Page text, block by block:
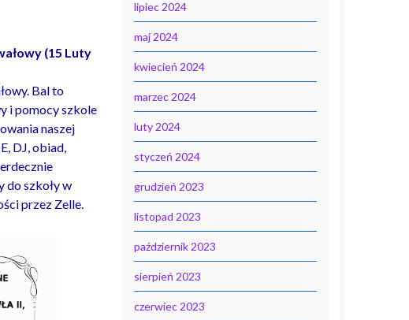
(15 Luty
Bal to
i pomocy szkole
naszej
DJ, obiad,
do szkoły w
przez Zelle.
lipiec 2024
maj 2024
kwiecień 2024
marzec 2024
luty 2024
styczeń 2024
grudzień 2023
listopad 2023
październik 2023
sierpień 2023
czerwiec 2023